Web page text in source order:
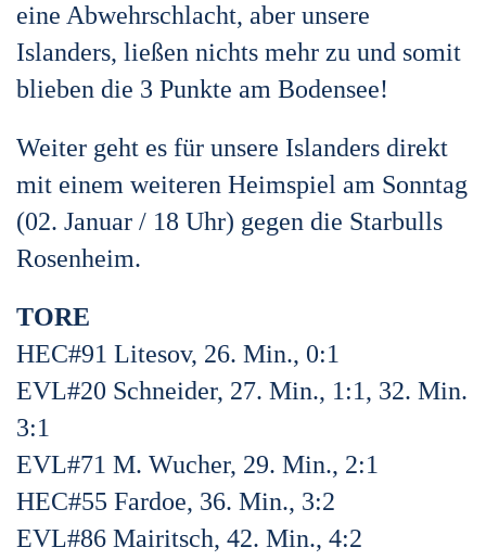
eine Abwehrschlacht, aber unsere
Islanders, ließen nichts mehr zu und somit
blieben die 3 Punkte am Bodensee!
Weiter geht es für unsere Islanders direkt
mit einem weiteren Heimspiel am Sonntag
(02. Januar / 18 Uhr) gegen die Starbulls
Rosenheim.
TORE
HEC#91 Litesov, 26. Min., 0:1
EVL#20 Schneider, 27. Min., 1:1, 32. Min.
3:1
EVL#71 M. Wucher, 29. Min., 2:1
HEC#55 Fardoe, 36. Min., 3:2
EVL#86 Mairitsch, 42. Min., 4:2